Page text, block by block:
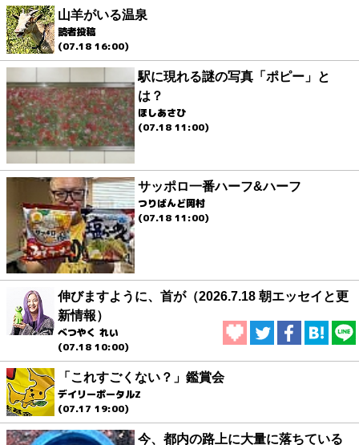
山羊がいる温泉
読者投稿
(07.18 16:00)
駅に現れる謎の写真「ポピー」と
は？
ほしあさひ
(07.18 11:00)
サッポロ一番ハーフ&ハーフ
つりばんど岡村
(07.18 11:00)
伸びますように、首が（2026.7.18 朝エッセイと更
新情報）
べつやく れい
(07.18 10:00)
「これすごくない？」鑑賞会
デイリーポータルZ
(07.17 19:00)
今、都内の路上に大量に落ちている